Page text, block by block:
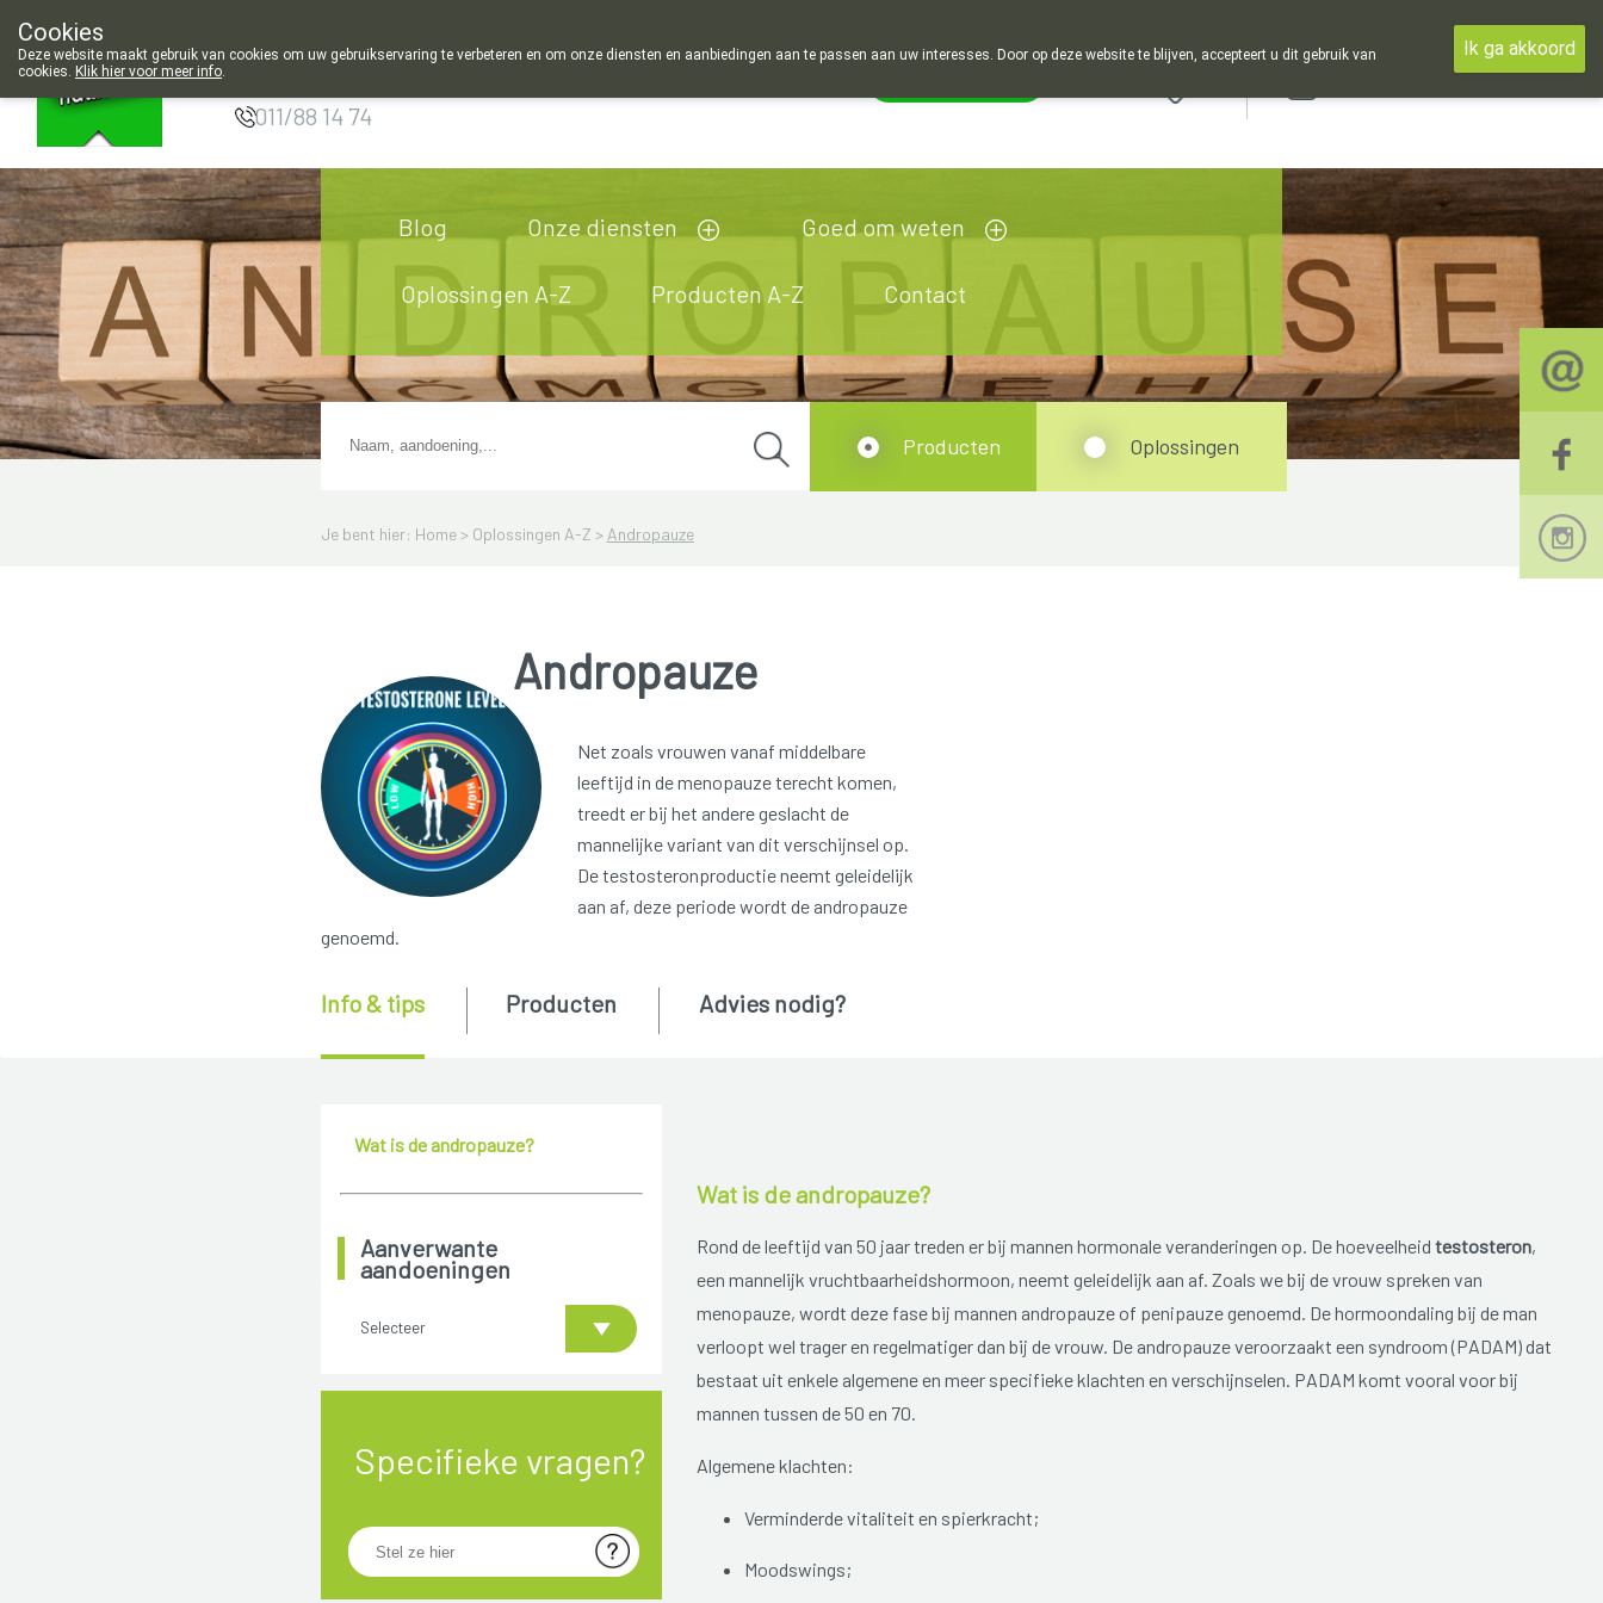
en 's morgens geopend vanaf 9u00!
Apotheek
Hendrickx Landen
011/88 14 74
Blog Onze diensten Goed om weten
Oplossingen A-Z Producten A-Z Contact
Je bent hier: Home > Oplossingen A-Z > Andropauze
Producten Oplossingen
Andropauze
Net zoals vrouwen vanaf middelbare
leeftijd in de menopauze terecht komen,
treedt er bij het andere geslacht de
mannelijke variant van dit verschijnsel op.
De testosteronproductie neemt geleidelijk
aan af, deze periode wordt de andropauze
genoemd.
Wat is de andropauze?
Aanverwante
aandoeningen
Selecteer
Specifieke vragen?
Info & tips Producten Advies nodig?
Wat is de andropauze?
Rond de leeftijd van 50 jaar treden er bij mannen hormonale veranderingen op. De hoeveelheid testosteron,
een mannelijk vruchtbaarheidshormoon, neemt geleidelijk aan af. Zoals we bij de vrouw spreken van
menopauze, wordt deze fase bij mannen andropauze of penipauze genoemd. De hormoondaling bij de man
verloopt wel trager en regelmatiger dan bij de vrouw. De andropauze veroorzaakt een syndroom (PADAM) dat
bestaat uit enkele algemene en meer specifieke klachten en verschijnselen. PADAM komt vooral voor bij
mannen tussen de 50 en 70.
Algemene klachten:
Verminderde vitaliteit en spierkracht;
Moodswings;
Cookies
Deze website maakt gebruik van cookies om uw gebruikservaring te verbeteren en om onze diensten en aanbiedingen aan te passen aan uw interesses. Door op deze website te blijven, accepteert u dit gebruik van
cookies. Klik hier voor meer info.
Ik ga akkoord